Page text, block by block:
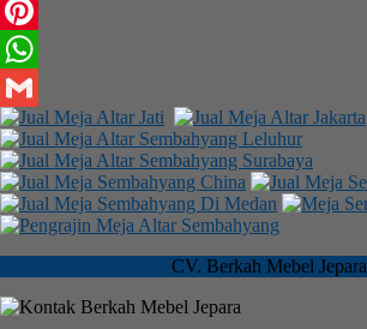
Facebook
Pinterest
WhatsApp
Gmail
CV. Berkah Mebel Jepara